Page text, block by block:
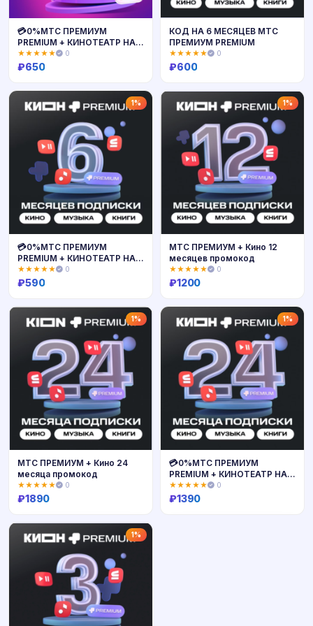
Купить
💳0%МТС ПРЕМИУМ
PREMIUM + КИНОТЕАТР НА 6
МЕСЯЦЕВ🔥
★★★★★ 0
₽650
Купить
КОД НА 6 МЕСЯЦЕВ МТС
ПРЕМИУМ PREMIUM
★★★★★ 0
₽600
1%
Купить
💳0%МТС ПРЕМИУМ
PREMIUM + КИНОТЕАТР НА 6
МЕСЯЦЕВ🔥
★★★★★ 0
₽590
1%
Купить
МТС ПРЕМИУМ + Кино 12
месяцев промокод
★★★★★ 0
₽1200
1%
Купить
МТС ПРЕМИУМ + Кино 24
месяца промокод
★★★★★ 0
₽1890
1%
💳0%МТС ПРЕМИУМ
PREMIUM + КИНОТЕАТР НА
24 МЕСЯЦА
★★★★★ 0
₽1390
1%